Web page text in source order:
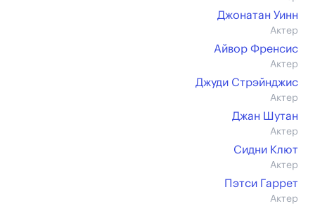
Джонатан Уинн
Актер
Айвор Френсис
Актер
Джуди Стрэйнджис
Актер
Джан Шутан
Актер
Сидни Клют
Актер
Пэтси Гаррет
Актер